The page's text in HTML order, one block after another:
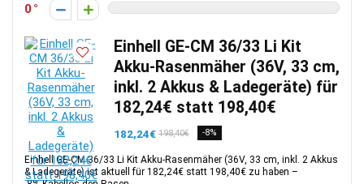
0
Einhell GE-CM 36/33 Li Kit
Akku-Rasenmäher (36V, 33 cm,
inkl. 2 Akkus & Ladegeräte) für
182,24€ statt 198,40€
182,24€ 198,40€ -8%
Einhell GE-CM 36/33 Li Kit Akku-Rasenmäher (36V, 33 cm, inkl. 2 Akkus
& Ladegeräte) ist aktuell für 182,24€ statt 198,40€ zu haben –